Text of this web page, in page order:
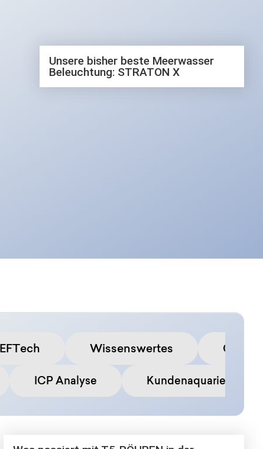
Das neueste Video
Unsere bisher beste Meerwasser
Beleuchtung: STRATON X
Wissenswertes
ICP Analyse Kundenaquarien